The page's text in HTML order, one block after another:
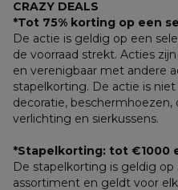
CRAZY DEALS
*Tot 75% korting op een
De actie is geldig op een
de voorraad strekt. Acties
en verenigbaar met andere
stapelkorting. De actie is
decoratie,
verlichting en sierkussens.
*Stapelkorting: tot €1000
De stapelkorting is geldig
assortiment en geldt voor